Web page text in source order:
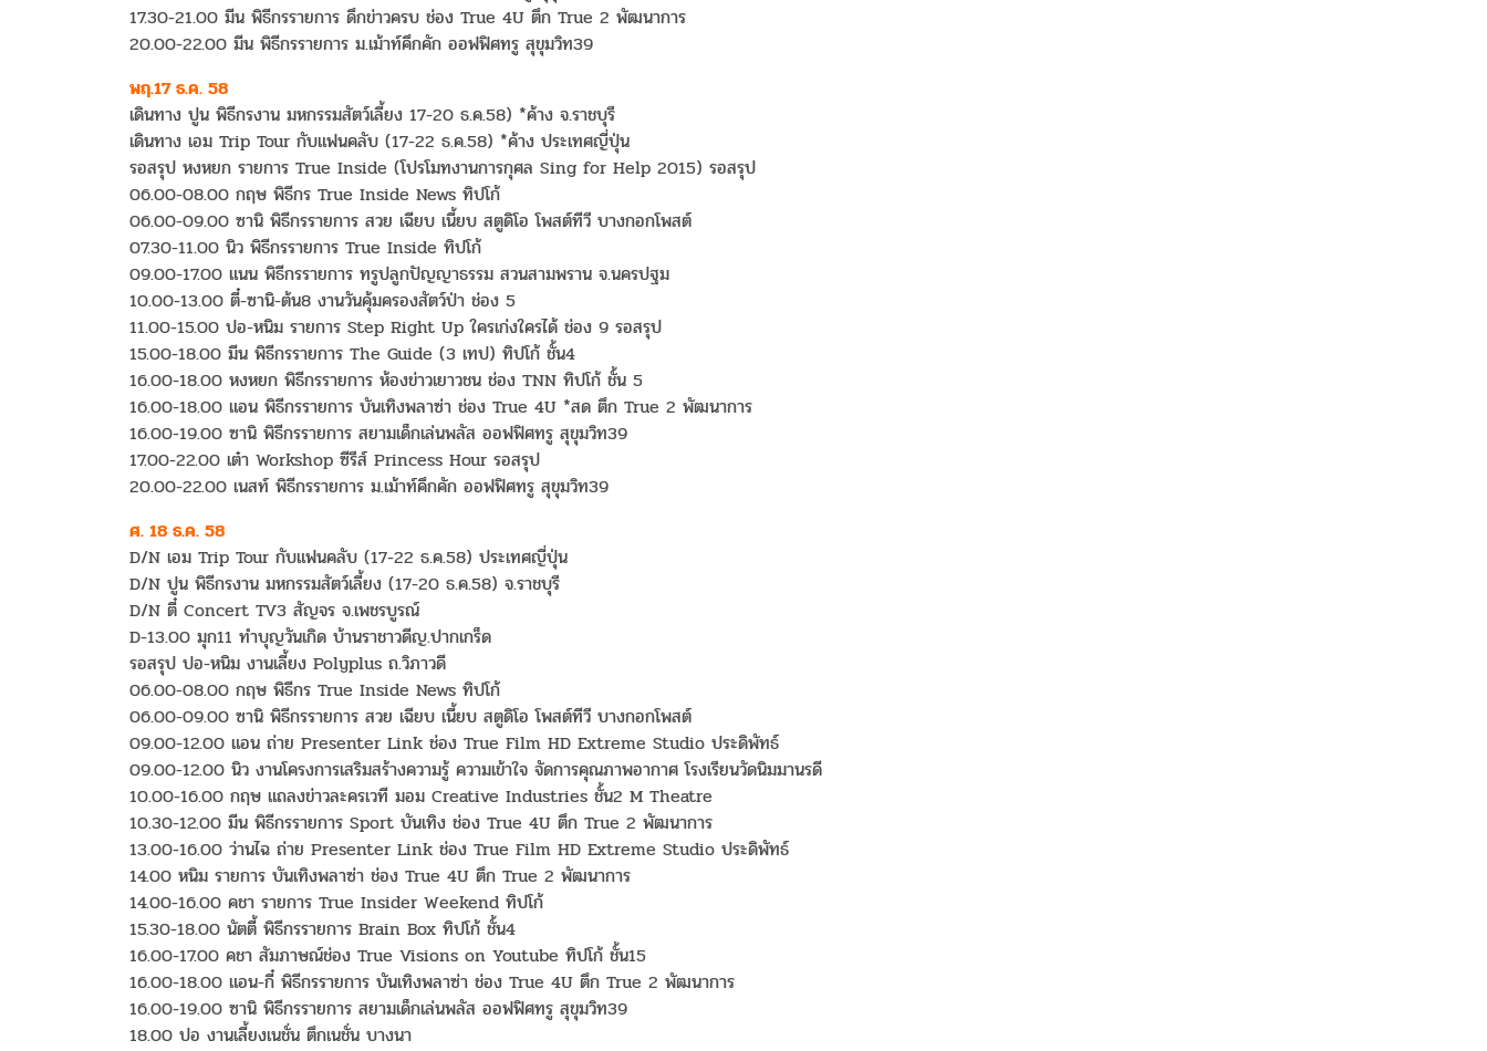
17.30-21.00 มีน พิธีกรรายการ ดึกข่าวครบ ช่อง True 4U ตึก True 2 พัฒนาการ
20.00-22.00 มีน พิธีกรรายการ ม.เม้าท์คึกคัก ออฟฟิศทรู สุขุมวิท39
พฤ.17 ธ.ค. 58
เดินทาง ปูน พิธีกรงาน มหกรรมสัตว์เลี้ยง 17-20 ธ.ค.58) *ค้าง จ.ราชบุรี
เดินทาง เอม Trip Tour กับแฟนคลับ (17-22 ธ.ค.58) *ค้าง ประเทศญี่ปุ่น
รอสรุป หงหยก รายการ True Inside (โปรโมทงานการกุศล Sing for Help 2015) รอสรุป
06.00-08.00 กฤษ พิธีกร True Inside News ทิปโก้
06.00-09.00 ซานิ พิธีกรรายการ สวย เฉียบ เนี้ยบ สตูดิโอ โพสต์ทีวี บางกอกโพสต์
07.30-11.00 นิว พิธีกรรายการ True Inside ทิปโก้
09.00-17.00 แนน พิธีกรรายการ ทรูปลูกปัญญาธรรม สวนสามพราน จ.นครปฐม
10.00-13.00 ตี๋-ซานิ-ต้น8 งานวันคุ้มครองสัตว์ป่า ช่อง 5
11.00-15.00 ปอ-หนิม รายการ Step Right Up ใครเก่งใครได้ ช่อง 9 รอสรุป
15.00-18.00 มีน พิธีกรรายการ The Guide (3 เทป) ทิปโก้ ชั้น4
16.00-18.00 หงหยก พิธีกรรายการ ห้องข่าวเยาวชน ช่อง TNN ทิปโก้ ชั้น 5
16.00-18.00 แอน พิธีกรรายการ บันเทิงพลาซ่า ช่อง True 4U *สด ตึก True 2 พัฒนาการ
16.00-19.00 ซานิ พิธีกรรายการ สยามเด็กเล่นพลัส ออฟฟิศทรู สุขุมวิท39
17.00-22.00 เต๋า Workshop ซีรีส์ Princess Hour รอสรุป
20.00-22.00 เนสท์ พิธีกรรายการ ม.เม้าท์คึกคัก ออฟฟิศทรู สุขุมวิท39
ศ. 18 ธ.ค. 58
D/N เอม Trip Tour กับแฟนคลับ (17-22 ธ.ค.58) ประเทศญี่ปุ่น
D/N ปูน พิธีกรงาน มหกรรมสัตว์เลี้ยง (17-20 ธ.ค.58) จ.ราชบุรี
D/N ตี๋ Concert TV3 สัญจร จ.เพชรบูรณ์
D-13.00 มุก11 ทำบุญวันเกิด บ้านราชาวดีญ.ปากเกร็ด
รอสรุป ปอ-หนิม งานเลี้ยง Polyplus ถ.วิภาวดี
06.00-08.00 กฤษ พิธีกร True Inside News ทิปโก้
06.00-09.00 ซานิ พิธีกรรายการ สวย เฉียบ เนี้ยบ สตูดิโอ โพสต์ทีวี บางกอกโพสต์
09.00-12.00 แอน ถ่าย Presenter Link ช่อง True Film HD Extreme Studio ประดิพัทธ์
09.00-12.00 นิว งานโครงการเสริมสร้างความรู้ ความเข้าใจ จัดการคุณภาพอากาศ โรงเรียนวัดนิมมานรดี
10.00-16.00 กฤษ แถลงข่าวละครเวที มอม Creative Industries ชั้น2 M Theatre
10.30-12.00 มีน พิธีกรรายการ Sport บันเทิง ช่อง True 4U ตึก True 2 พัฒนาการ
13.00-16.00 ว่านไฉ ถ่าย Presenter Link ช่อง True Film HD Extreme Studio ประดิพัทธ์
14.00 หนิม รายการ บันเทิงพลาซ่า ช่อง True 4U ตึก True 2 พัฒนาการ
14.00-16.00 คชา รายการ True Insider Weekend ทิปโก้
15.30-18.00 นัตตี้ พิธีกรรายการ Brain Box ทิปโก้ ชั้น4
16.00-17.00 คชา สัมภาษณ์ช่อง True Visions on Youtube ทิปโก้ ชั้น15
16.00-18.00 แอน-กี๋ พิธีกรรายการ บันเทิงพลาซ่า ช่อง True 4U ตึก True 2 พัฒนาการ
16.00-19.00 ซานิ พิธีกรรายการ สยามเด็กเล่นพลัส ออฟฟิศทรู สุขุมวิท39
18.00 ปอ งานเลี้ยงเนชั่น ตึกเนชั่น บางนา